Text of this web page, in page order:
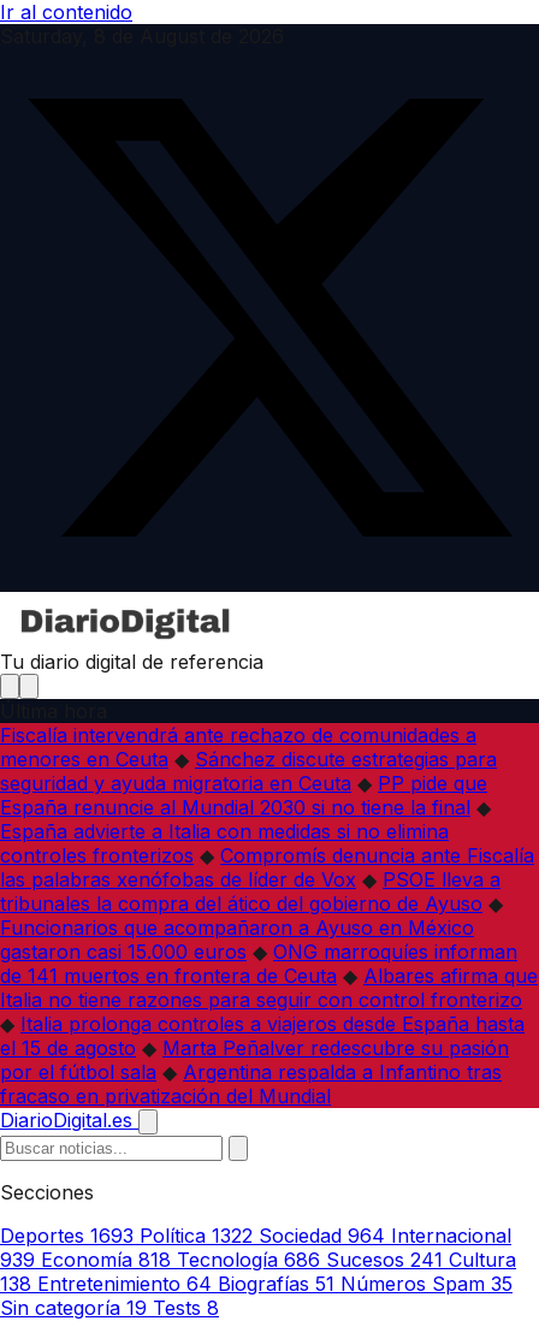
Ir al contenido
Tu diario digital de referencia
Fiscalía intervendrá ante rechazo de comunidades a
menores en Ceuta ◆ Sánchez discute estrategias para
seguridad y ayuda migratoria en Ceuta ◆ PP pide que
España renuncie al Mundial 2030 si no tiene la final ◆
España advierte a Italia con medidas si no elimina
controles fronterizos ◆ Compromís denuncia ante Fiscalía
las palabras xenófobas de líder de Vox ◆ PSOE lleva a
tribunales la compra del ático del gobierno de Ayuso ◆
Funcionarios que acompañaron a Ayuso en México
gastaron casi 15.000 euros ◆ ONG marroquíes informan
de 141 muertos en frontera de Ceuta ◆ Albares afirma que
Italia no tiene razones para seguir con control fronterizo
◆ Italia prolonga controles a viajeros desde España hasta
el 15 de agosto ◆ Marta Peñalver redescubre su pasión
por el fútbol sala ◆ Argentina respalda a Infantino tras
fracaso en privatización del Mundial
DiarioDigital.es
Secciones
Deportes 1693 Política 1322 Sociedad 964 Internacional
939 Economía 818 Tecnología 686 Sucesos 241 Cultura
138 Entretenimiento 64 Biografías 51 Números Spam 35
Sin categoría 19 Tests 8